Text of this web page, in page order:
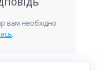
вам необхідно
.